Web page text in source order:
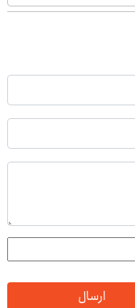
ارسال